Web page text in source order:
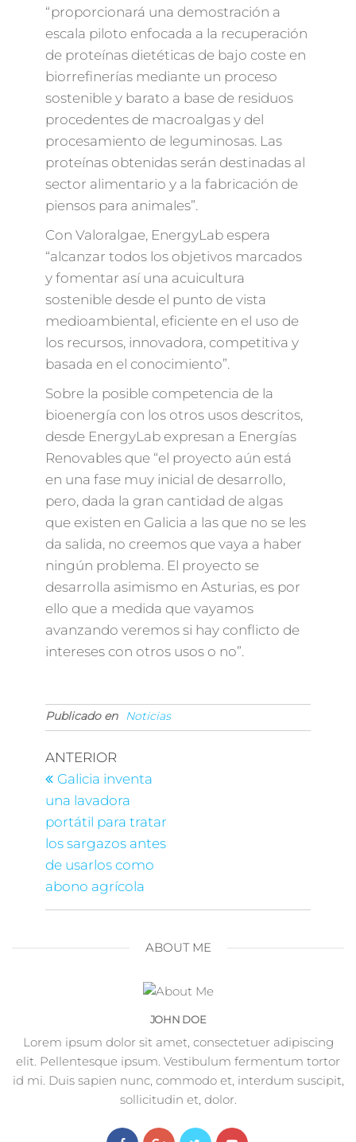
“proporcionará una demostración a
escala piloto enfocada a la recuperación
de proteínas dietéticas de bajo coste en
biorrefinerías mediante un proceso
sostenible y barato a base de residuos
procedentes de macroalgas y del
procesamiento de leguminosas. Las
proteínas obtenidas serán destinadas al
sector alimentario y a la fabricación de
piensos para animales”.
Con Valoralgae, EnergyLab espera
“alcanzar todos los objetivos marcados
y fomentar así una acuicultura
sostenible desde el punto de vista
medioambiental, eficiente en el uso de
los recursos, innovadora, competitiva y
basada en el conocimiento”.
Sobre la posible competencia de la
bioenergía con los otros usos descritos,
desde EnergyLab expresan a Energías
Renovables que “el proyecto aún está
en una fase muy inicial de desarrollo,
pero, dada la gran cantidad de algas
que existen en Galicia a las que no se les
da salida, no creemos que vaya a haber
ningún problema. El proyecto se
desarrolla asimismo en Asturias, es por
ello que a medida que vayamos
avanzando veremos si hay conflicto de
intereses con otros usos o no”.
Publicado en Noticias
ANTERIOR
Galicia inventa
una lavadora
portátil para tratar
los sargazos antes
de usarlos como
abono agrícola
ABOUT ME
JOHN DOE
Lorem ipsum dolor sit amet, consectetuer adipiscing
elit. Pellentesque ipsum. Vestibulum fermentum tortor
id mi. Duis sapien nunc, commodo et, interdum suscipit,
sollicitudin et, dolor.